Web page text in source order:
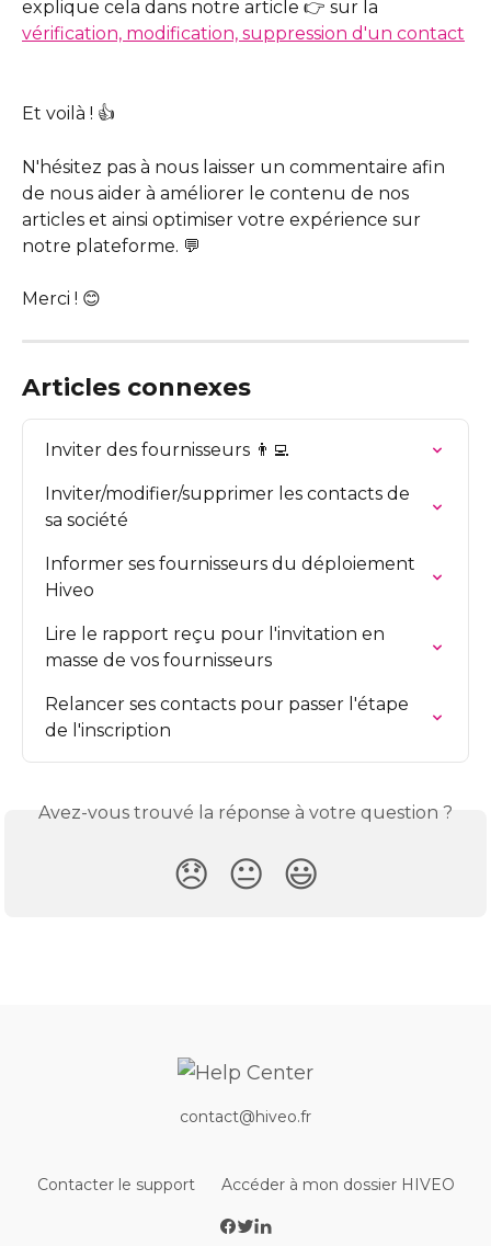
explique cela dans notre article 👉 sur la
vérification, modification, suppression d'un contact
Et voilà ! 👍
N'hésitez pas à nous laisser un commentaire afin
de nous aider à améliorer le contenu de nos
articles et ainsi optimiser votre expérience sur
notre plateforme. 💬
Merci ! 😊
Articles connexes
Inviter des fournisseurs 👨‍💻
Inviter/modifier/supprimer les contacts de
sa société
Informer ses fournisseurs du déploiement
Hiveo
Lire le rapport reçu pour l'invitation en
masse de vos fournisseurs
Relancer ses contacts pour passer l'étape
de l'inscription
Avez-vous trouvé la réponse à votre question ?
😞 😐 😃
contact@hiveo.fr
Contacter le support Accéder à mon dossier HIVEO